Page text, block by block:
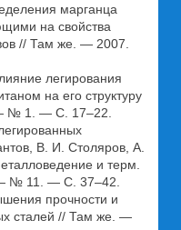
марганца
на свойства
// Там же. — 2007.
легирования
на его структуру
№ 1. — С. 17–22.
В. И. Столяров, А.
и терм.
№ 11. — С. 37–42.
прочности и
сталей // Там же. —